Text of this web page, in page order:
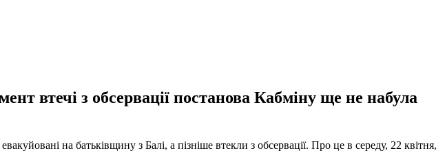
втечі з обсервації постанова Кабміну ще не набула
на батьківщину з Балі, а пізніше втекли з обсервації. Про це в середу, 22 квітня,